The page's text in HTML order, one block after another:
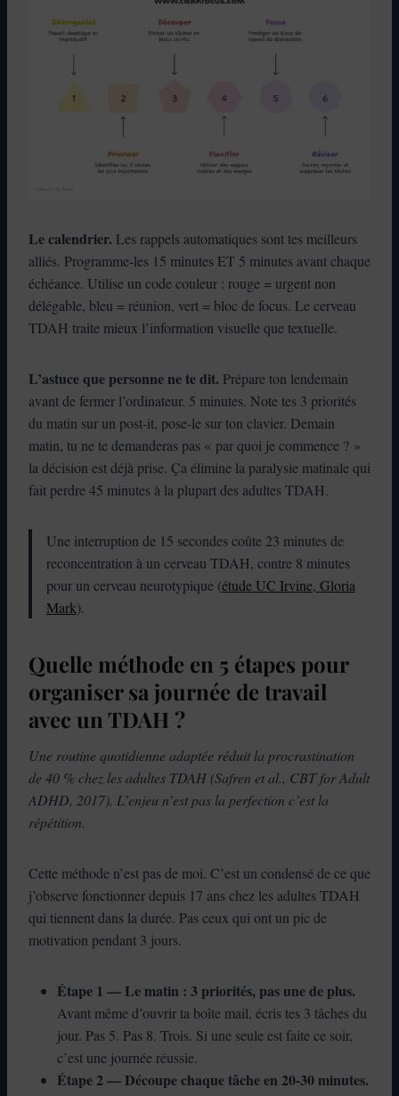
Le calendrier. Les rappels automatiques sont tes meilleurs
alliés. Programme-les 15 minutes ET 5 minutes avant chaque
échéance. Utilise un code couleur : rouge = urgent non
délégable, bleu = réunion, vert = bloc de focus. Le cerveau
TDAH traite mieux l’information visuelle que textuelle.
L’astuce que personne ne te dit. Prépare ton lendemain
avant de fermer l’ordinateur. 5 minutes. Note tes 3 priorités
du matin sur un post-it, pose-le sur ton clavier. Demain
matin, tu ne te demanderas pas « par quoi je commence ? »
la décision est déjà prise. Ça élimine la paralysie matinale qui
fait perdre 45 minutes à la plupart des adultes TDAH.
Une interruption de 15 secondes coûte 23 minutes de
reconcentration à un cerveau TDAH, contre 8 minutes
pour un cerveau neurotypique (étude UC Irvine, Gloria
Mark).
Quelle méthode en 5 étapes pour
organiser sa journée de travail
avec un TDAH ?
Une routine quotidienne adaptée réduit la procrastination
de 40 % chez les adultes TDAH (Safren et al., CBT for Adult
ADHD, 2017). L’enjeu n’est pas la perfection c’est la
répétition.
Cette méthode n’est pas de moi. C’est un condensé de ce que
j’observe fonctionner depuis 17 ans chez les adultes TDAH
qui tiennent dans la durée. Pas ceux qui ont un pic de
motivation pendant 3 jours.
Étape 1 — Le matin : 3 priorités, pas une de plus.
Avant même d’ouvrir ta boîte mail, écris tes 3 tâches du
jour. Pas 5. Pas 8. Trois. Si une seule est faite ce soir,
c’est une journée réussie.
Étape 2 — Découpe chaque tâche en 20-30 minutes.